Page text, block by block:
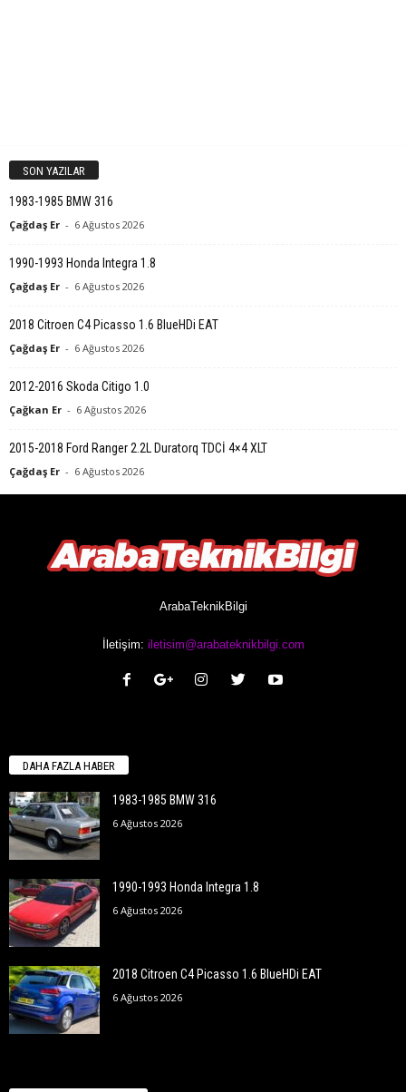
SON YAZILAR
1983-1985 BMW 316
Çağdaş Er - 6 Ağustos 2026
1990-1993 Honda Integra 1.8
Çağdaş Er - 6 Ağustos 2026
2018 Citroen C4 Picasso 1.6 BlueHDi EAT
Çağdaş Er - 6 Ağustos 2026
2012-2016 Skoda Citigo 1.0
Çağkan Er - 6 Ağustos 2026
2015-2018 Ford Ranger 2.2L Duratorq TDCİ 4×4 XLT
Çağdaş Er - 6 Ağustos 2026
ArabaTeknikBilgi
İletişim: iletisim@arabateknikbilgi.com
DAHA FAZLA HABER
1983-1985 BMW 316
6 Ağustos 2026
1990-1993 Honda Integra 1.8
6 Ağustos 2026
2018 Citroen C4 Picasso 1.6 BlueHDi EAT
6 Ağustos 2026